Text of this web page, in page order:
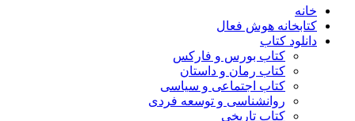
خانه
کتابخانه هوش فعال
دانلود کتاب
کتاب بورس و فارکس
کتاب رمان و داستان
کتاب اجتماعی و سیاسی
روانشناسی و توسعه فردی
کتاب تاریخی